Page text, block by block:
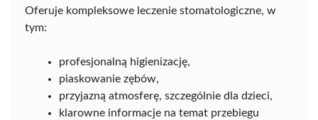
Oferuje kompleksowe leczenie stomatologiczne, w
tym:
profesjonalną higienizację,
piaskowanie zębów,
przyjazną atmosferę, szczególnie dla dzieci,
klarowne informacje na temat przebiegu